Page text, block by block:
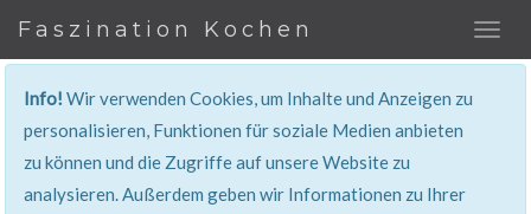
Faszination Kochen
Info!Wir verwenden Cookies, um Inhalte und Anzeigen zu
personalisieren, Funktionen für soziale Medien anbieten
zu können und die Zugriffe auf unsere Website zu
analysieren. Außerdem geben wir Informationen zu Ihrer
REZEPT
Super erklärt & lecker...!